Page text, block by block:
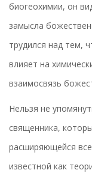
биогеохимии, он
замысла
трудился над тем,
влияет на
взаимосвязь
Нельзя не
священника,
расширяющейся
известной как